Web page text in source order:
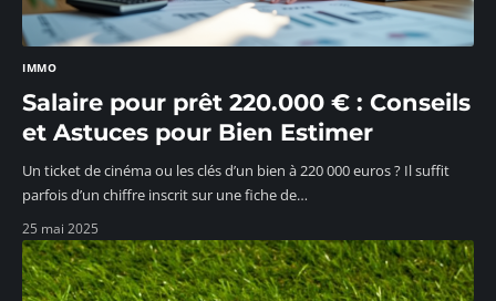
IMMO
Salaire pour prêt 220.000 € : Conseils
et Astuces pour Bien Estimer
Un ticket de cinéma ou les clés d’un bien à 220 000 euros ? Il suffit
parfois d’un chiffre inscrit sur une fiche de…
25 mai 2025